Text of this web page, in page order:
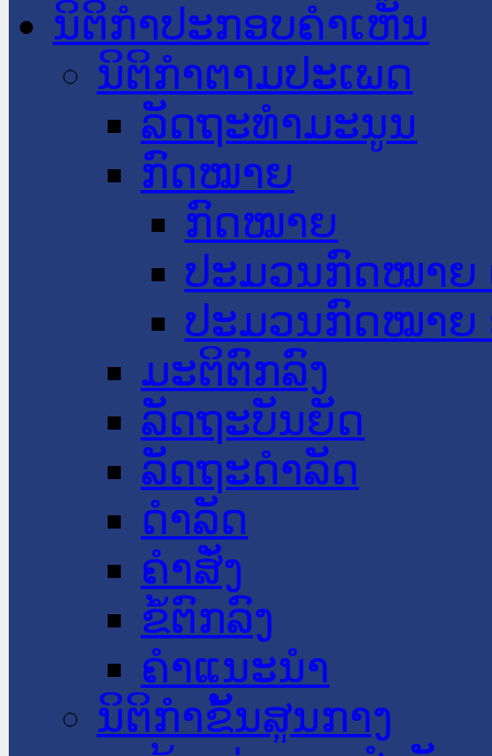
ນິຕິກໍາປະກອບຄໍາເຫັນ
ນິຕິກໍາຕາມປະເພດ
ລັດຖະທໍາມະນູນ
ກົດໝາຍ
ກົດໝາຍ
ປະມວນກົດໝາຍ
ປະມວນກົດໝາຍ
ມະຕິຕົກລົງ
ລັດຖະບັນຍັດ
ລັດຖະດໍາລັດ
ດໍາລັດ
ຄໍາສັ່ງ
ຂໍ້ຕົກລົງ
ຄໍາແນະນໍາ
ນິຕິກຳຂັ້ນສູນກາງ